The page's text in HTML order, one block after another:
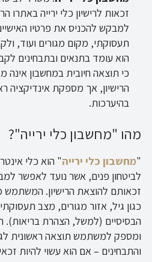
זכאות לרישיון כלי ירייה
למבקש להכניס את פרטיו
תעסוקתי, מקום מגורים ועוד,
הוא עומד בתנאים ובתבחינים
כי תוצאה חיובית במחשבון אינה
הרישיון, אך מספקת אינדיקציה
בהיערכות.
מהו "מחשבון כלי ירייה"?
"מחשבון כלי ירייה" הוא כלי
לביטחון פנים, אשר נועד לאפשר
זכאותם להוצאת הרישיון. המשתמש
כגון גיל, אזור מגורים, מצב
הבסיסיים (למשל, הצהרת בריאות).
ומספק למשתמש תוצאה ראשונית
והתבחינים – אם הוא עשוי להיות